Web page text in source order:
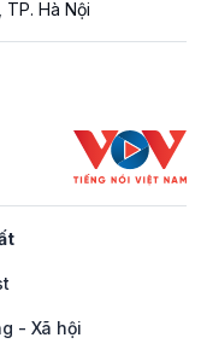
Hà Nội
- Xã hội